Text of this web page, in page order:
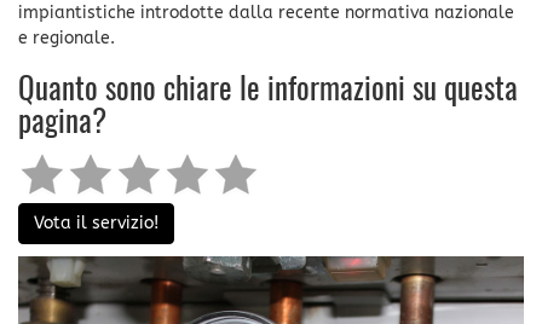
impiantistiche introdotte dalla recente normativa nazionale
e regionale.
Quanto sono chiare le informazioni su questa
pagina?
Vota il servizio!